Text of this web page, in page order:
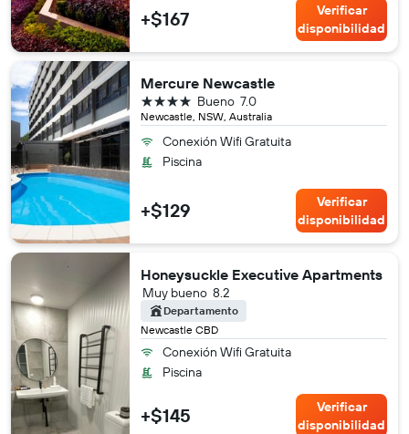
+$167
Verificar
disponibilidad
Mercure Newcastle
Newcastle, NSW, Australia
7.0
Bueno
4 estrellas
Conexión Wifi Gratuita
Piscina
+$129
Verificar
disponibilidad
Honeysuckle Executive Apartments
Newcastle CBD
8.2
Muy bueno
Departamento
Conexión Wifi Gratuita
Piscina
+$145
Verificar
disponibilidad